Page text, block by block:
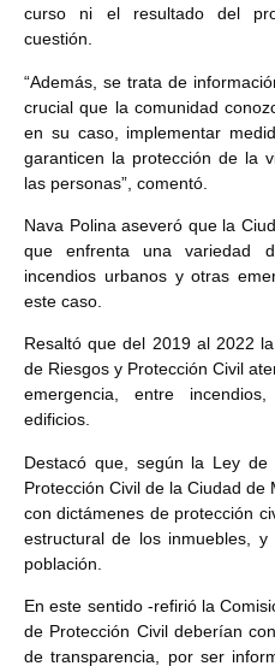
curso ni el resultado del
cuestión.
“Además, se trata de
crucial que la comunidad
en su caso, implementar
garanticen la protección de la
las personas”, comentó.
Nava Polina aseveró que la
que enfrenta una variedad
incendios urbanos y otras
este caso.
Resaltó que del 2019 al 2022
de Riesgos y Protección Civil
emergencia, entre
edificios.
Destacó que, según la Ley
Protección Civil de la Ciudad
con dictámenes de protección
estructural de los inmuebles,
población.
En este sentido -refirió la
de Protección Civil deberían
de transparencia, por ser